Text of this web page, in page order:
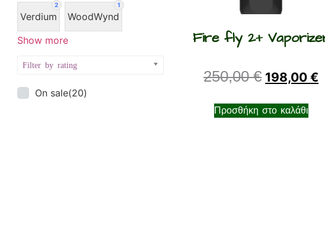
2
Verdium
1
WoodWynd
Show more
Filter by rating
On sale(20)
Fire fly 2+
250,00€ 198,00€
Προσθήκη στο καλάθι